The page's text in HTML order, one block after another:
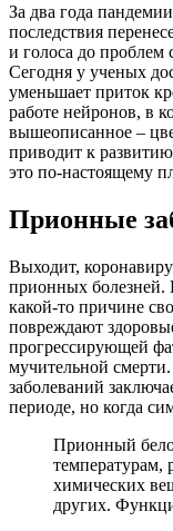
За два года
последствия
и голоса до проблем
Сегодня у ученых
уменьшает приток
работе нейронов, в
вышеописанное –
приводит к
это по-настоящему
Прионные
Выходит,
прионных
какой-то причине
повреждают
прогрессирующей
мучительной смерти.
заболеваний
периоде, но когда
Прионный
температурам,
химических
других.